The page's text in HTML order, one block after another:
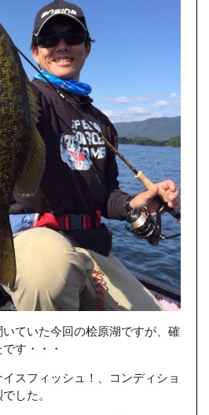
ていた今回の桧原湖ですが、確
す・・・
スフィッシュ！、コンディショ
した。